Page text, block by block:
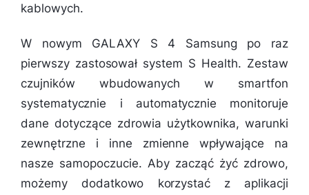
kablowych.
W nowym GALAXY S 4 Samsung po raz
pierwszy zastosował system S Health. Zestaw
czujników wbudowanych w smartfon
systematycznie i automatycznie monitoruje
dane dotyczące zdrowia użytkownika, warunki
zewnętrzne i inne zmienne wpływające na
nasze samopoczucie. Aby zacząć żyć zdrowo,
możemy dodatkowo korzystać z aplikacji